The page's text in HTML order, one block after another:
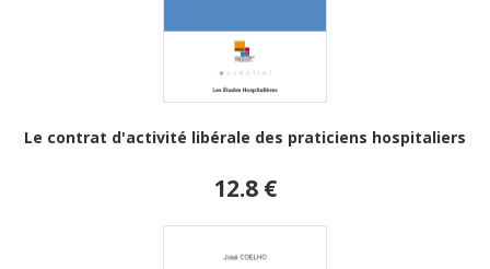
Le contrat d'activité libérale des praticiens hospitaliers
12.8 €